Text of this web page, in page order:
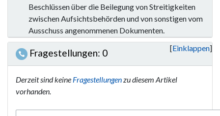
Beschlüssen über die Beilegung von Streitigkeiten
zwischen Aufsichtsbehörden und von sonstigen vom
Ausschuss angenommenen Dokumenten.
Einklappen
Fragestellungen: 0
Derzeit sind keine Fragestellungenzu diesem Artikel
vorhanden.